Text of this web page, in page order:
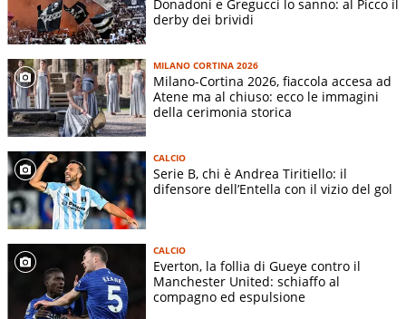
Donadoni e Gregucci lo sanno: al Picco il
derby dei brividi
MILANO CORTINA 2026
Milano-Cortina 2026, fiaccola accesa ad
Atene ma al chiuso: ecco le immagini
della cerimonia storica
CALCIO
Serie B, chi è Andrea Tiritiello: il
difensore dell’Entella con il vizio del gol
CALCIO
Everton, la follia di Gueye contro il
Manchester United: schiaffo al
compagno ed espulsione